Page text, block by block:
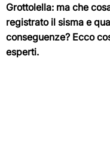
Grottolella: ma che
registrato il sisma e
conseguenze? Ecco
esperti.